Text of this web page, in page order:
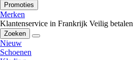
Promoties
Merken
Klantenservice in Frankrijk Veilig betalen
Zoeken
Nieuw
Schoenen